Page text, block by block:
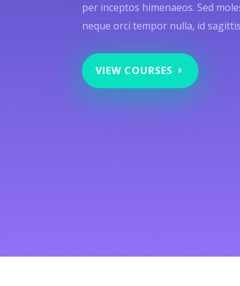
per inceptos himenaeos. Sed
neque orci tempor nulla, id
VIEW COURSES